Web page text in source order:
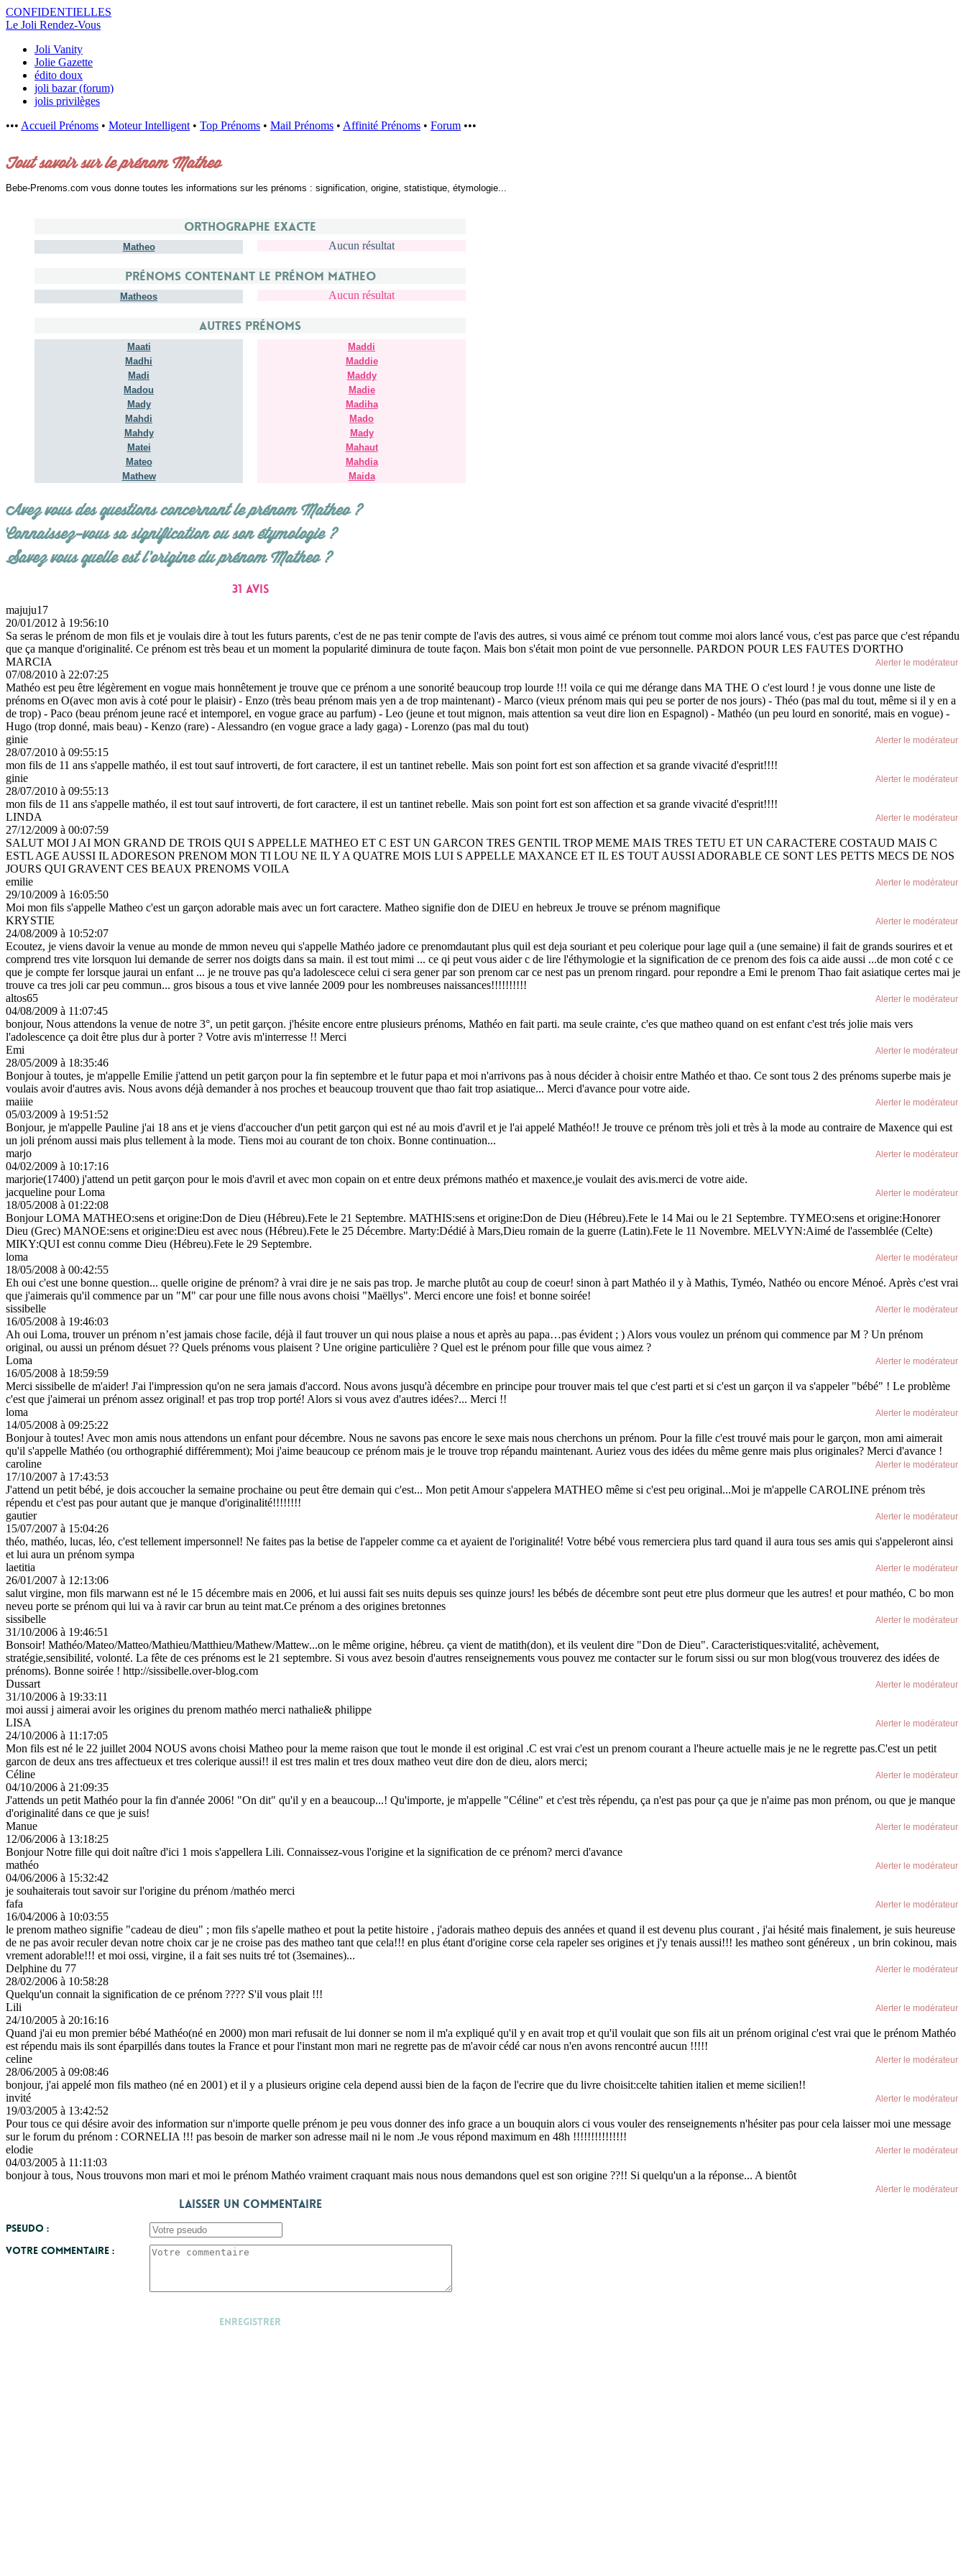
CONFIDENTIELLES
Le Joli Rendez-Vous
Joli Vanity
Jolie Gazette
édito doux
joli bazar (forum)
jolis privilèges
••• Accueil Prénoms • Moteur Intelligent • Top Prénoms • Mail Prénoms • Affinité Prénoms • Forum •••
Tout savoir sur le prénom Matheo
Bebe-Prenoms.com vous donne toutes les informations sur les prénoms : signification, origine, statistique, étymologie...
Orthographe exacte
Matheo Aucun résultat
Prénoms contenant le prénom Matheo
Matheos Aucun résultat
Autres prénoms
Maati
Madhi
Madi
Madou
Mady
Mahdi
Mahdy
Matei
Mateo
Mathew
Maddi
Maddie
Maddy
Madie
Madiha
Mado
Mady
Mahaut
Mahdia
Maida
Avez vous des questions concernant le prénom Matheo ?
Connaissez-vous sa signification ou son étymologie ?
Savez vous quelle est l'origine du prénom Matheo ?
31 avis
majuju17
20/01/2012 à 19:56:10
Sa seras le prénom de mon fils et je voulais dire à tout les futurs parents, c'est de ne pas tenir compte de l'avis des autres, si vous aimé ce prénom tout comme moi alors lancé vous, c'est pas parce que c'est répandu
que ça manque d'originalité. Ce prénom est très beau et un moment la popularité diminura de toute façon. Mais bon s'était mon point de vue personnelle. PARDON POUR LES FAUTES D'ORTHO
Alerter le modérateur
MARCIA
07/08/2010 à 22:07:25
Mathéo est peu être légèrement en vogue mais honnêtement je trouve que ce prénom a une sonorité beaucoup trop lourde !!! voila ce qui me dérange dans MA THE O c'est lourd ! je vous donne une liste de
prénoms en O(avec mon avis à coté pour le plaisir) - Enzo (très beau prénom mais yen a de trop maintenant) - Marco (vieux prénom mais qui peu se porter de nos jours) - Théo (pas mal du tout, même si il y en a
de trop) - Paco (beau prénom jeune racé et intemporel, en vogue grace au parfum) - Leo (jeune et tout mignon, mais attention sa veut dire lion en Espagnol) - Mathéo (un peu lourd en sonorité, mais en vogue) -
Hugo (trop donné, mais beau) - Kenzo (rare) - Alessandro (en vogue grace a lady gaga) - Lorenzo (pas mal du tout)
Alerter le modérateur
ginie
28/07/2010 à 09:55:15
mon fils de 11 ans s'appelle mathéo, il est tout sauf introverti, de fort caractere, il est un tantinet rebelle. Mais son point fort est son affection et sa grande vivacité d'esprit!!!!
Alerter le modérateur
ginie
28/07/2010 à 09:55:13
mon fils de 11 ans s'appelle mathéo, il est tout sauf introverti, de fort caractere, il est un tantinet rebelle. Mais son point fort est son affection et sa grande vivacité d'esprit!!!!
Alerter le modérateur
LINDA
27/12/2009 à 00:07:59
SALUT MOI J AI MON GRAND DE TROIS QUI S APPELLE MATHEO ET C EST UN GARCON TRES GENTIL TROP MEME MAIS TRES TETU ET UN CARACTERE COSTAUD MAIS C
ESTL AGE AUSSI IL ADORESON PRENOM MON TI LOU NE IL Y A QUATRE MOIS LUI S APPELLE MAXANCE ET IL ES TOUT AUSSI ADORABLE CE SONT LES PETTS MECS DE NOS
JOURS QUI GRAVENT CES BEAUX PRENOMS VOILA
Alerter le modérateur
emilie
29/10/2009 à 16:05:50
Moi mon fils s'appelle Matheo c'est un garçon adorable mais avec un fort caractere. Matheo signifie don de DIEU en hebreux Je trouve se prénom magnifique
Alerter le modérateur
KRYSTIE
24/08/2009 à 10:52:07
Ecoutez, je viens davoir la venue au monde de mmon neveu qui s'appelle Mathéo jadore ce prenomdautant plus quil est deja souriant et peu colerique pour lage quil a (une semaine) il fait de grands sourires et et
comprend tres vite lorsquon lui demande de serrer nos doigts dans sa main. il est tout mimi ... ce qi peut vous aider c de lire l'éthymologie et la signification de ce prenom des fois ca aide aussi ...de mon coté c ce
que je compte fer lorsque jaurai un enfant ... je ne trouve pas qu'a ladolescece celui ci sera gener par son prenom car ce nest pas un prenom ringard. pour repondre a Emi le prenom Thao fait asiatique certes mai je
trouve ca tres joli car peu commun... gros bisous a tous et vive lannée 2009 pour les nombreuses naissances!!!!!!!!!!
Alerter le modérateur
altos65
04/08/2009 à 11:07:45
bonjour, Nous attendons la venue de notre 3°, un petit garçon. j'hésite encore entre plusieurs prénoms, Mathéo en fait parti. ma seule crainte, c'es que matheo quand on est enfant c'est trés jolie mais vers
l'adolescence ça doit être plus dur à porter ? Votre avis m'interresse !! Merci
Alerter le modérateur
Emi
28/05/2009 à 18:35:46
Bonjour à toutes, je m'appelle Emilie j'attend un petit garçon pour la fin septembre et le futur papa et moi n'arrivons pas à nous décider à choisir entre Mathéo et thao. Ce sont tous 2 des prénoms superbe mais je
voulais avoir d'autres avis. Nous avons déjà demander à nos proches et beaucoup trouvent que thao fait trop asiatique... Merci d'avance pour votre aide.
Alerter le modérateur
maiiie
05/03/2009 à 19:51:52
Bonjour, je m'appelle Pauline j'ai 18 ans et je viens d'accoucher d'un petit garçon qui est né au mois d'avril et je l'ai appelé Mathéo!! Je trouve ce prénom très joli et très à la mode au contraire de Maxence qui est
un joli prénom aussi mais plus tellement à la mode. Tiens moi au courant de ton choix. Bonne continuation...
Alerter le modérateur
marjo
04/02/2009 à 10:17:16
marjorie(17400) j'attend un petit garçon pour le mois d'avril et avec mon copain on et entre deux prémons mathéo et maxence,je voulait des avis.merci de votre aide.
Alerter le modérateur
jacqueline pour Loma
18/05/2008 à 01:22:08
Bonjour LOMA MATHEO:sens et origine:Don de Dieu (Hébreu).Fete le 21 Septembre. MATHIS:sens et origine:Don de Dieu (Hébreu).Fete le 14 Mai ou le 21 Septembre. TYMEO:sens et origine:Honorer
Dieu (Grec) MANOE:sens et origine:Dieu est avec nous (Hébreu).Fete le 25 Décembre. Marty:Dédié à Mars,Dieu romain de la guerre (Latin).Fete le 11 Novembre. MELVYN:Aimé de l'assemblée (Celte)
MIKY:QUI est connu comme Dieu (Hébreu).Fete le 29 Septembre.
Alerter le modérateur
loma
18/05/2008 à 00:42:55
Eh oui c'est une bonne question... quelle origine de prénom? à vrai dire je ne sais pas trop. Je marche plutôt au coup de coeur! sinon à part Mathéo il y à Mathis, Tyméo, Nathéo ou encore Ménoé. Après c'est vrai
que j'aimerais qu'il commence par un "M" car pour une fille nous avons choisi "Maëllys". Merci encore une fois! et bonne soirée!
Alerter le modérateur
sissibelle
16/05/2008 à 19:46:03
Ah oui Loma, trouver un prénom n’est jamais chose facile, déjà il faut trouver un qui nous plaise a nous et après au papa…pas évident ; ) Alors vous voulez un prénom qui commence par M ? Un prénom
original, ou aussi un prénom désuet ?? Quels prénoms vous plaisent ? Une origine particulière ? Quel est le prénom pour fille que vous aimez ?
Alerter le modérateur
Loma
16/05/2008 à 18:59:59
Merci sissibelle de m'aider! J'ai l'impression qu'on ne sera jamais d'accord. Nous avons jusqu'à décembre en principe pour trouver mais tel que c'est parti et si c'est un garçon il va s'appeler "bébé" ! Le problème
c'est que j'aimerai un prénom assez original! et pas trop trop porté! Alors si vous avez d'autres idées?... Merci !!
Alerter le modérateur
loma
14/05/2008 à 09:25:22
Bonjour à toutes! Avec mon amis nous attendons un enfant pour décembre. Nous ne savons pas encore le sexe mais nous cherchons un prénom. Pour la fille c'est trouvé mais pour le garçon, mon ami aimerait
qu'il s'appelle Mathéo (ou orthographié différemment); Moi j'aime beaucoup ce prénom mais je le trouve trop répandu maintenant. Auriez vous des idées du même genre mais plus originales? Merci d'avance !
Alerter le modérateur
caroline
17/10/2007 à 17:43:53
J'attend un petit bébé, je dois accoucher la semaine prochaine ou peut être demain qui c'est... Mon petit Amour s'appelera MATHEO même si c'est peu original...Moi je m'appelle CAROLINE prénom très
répendu et c'est pas pour autant que je manque d'originalité!!!!!!!!
Alerter le modérateur
gautier
15/07/2007 à 15:04:26
théo, mathéo, lucas, léo, c'est tellement impersonnel! Ne faites pas la betise de l'appeler comme ca et ayaient de l'originalité! Votre bébé vous remerciera plus tard quand il aura tous ses amis qui s'appeleront ainsi
et lui aura un prénom sympa
Alerter le modérateur
laetitia
26/01/2007 à 12:13:06
salut virgine, mon fils marwann est né le 15 décembre mais en 2006, et lui aussi fait ses nuits depuis ses quinze jours! les bébés de décembre sont peut etre plus dormeur que les autres! et pour mathéo, C bo mon
neveu porte se prénom qui lui va à ravir car brun au teint mat.Ce prénom a des origines bretonnes
Alerter le modérateur
sissibelle
31/10/2006 à 19:46:51
Bonsoir! Mathéo/Mateo/Matteo/Mathieu/Matthieu/Mathew/Mattew...on le même origine, hébreu. ça vient de matith(don), et ils veulent dire "Don de Dieu". Caracteristiques:vitalité, achèvement,
stratégie,sensibilité, volonté. La fête de ces prénoms est le 21 septembre. Si vous avez besoin d'autres renseignements vous pouvez me contacter sur le forum sissi ou sur mon blog(vous trouverez des idées de
prénoms). Bonne soirée ! http://sissibelle.over-blog.com
Alerter le modérateur
Dussart
31/10/2006 à 19:33:11
moi aussi j aimerai avoir les origines du prenom mathéo merci nathalie& philippe
Alerter le modérateur
LISA
24/10/2006 à 11:17:05
Mon fils est né le 22 juillet 2004 NOUS avons choisi Matheo pour la meme raison que tout le monde il est original .C est vrai c'est un prenom courant a l'heure actuelle mais je ne le regrette pas.C'est un petit
garcon de deux ans tres affectueux et tres colerique aussi!! il est tres malin et tres doux matheo veut dire don de dieu, alors merci;
Alerter le modérateur
Céline
04/10/2006 à 21:09:35
J'attends un petit Mathéo pour la fin d'année 2006! "On dit" qu'il y en a beaucoup...! Qu'importe, je m'appelle "Céline" et c'est très répendu, ça n'est pas pour ça que je n'aime pas mon prénom, ou que je manque
d'originalité dans ce que je suis!
Alerter le modérateur
Manue
12/06/2006 à 13:18:25
Bonjour Notre fille qui doit naître d'ici 1 mois s'appellera Lili. Connaissez-vous l'origine et la signification de ce prénom? merci d'avance
Alerter le modérateur
mathéo
04/06/2006 à 15:32:42
je souhaiterais tout savoir sur l'origine du prénom /mathéo merci
Alerter le modérateur
fafa
16/04/2006 à 10:03:55
le prenom matheo signifie "cadeau de dieu" ; mon fils s'apelle matheo et pout la petite histoire , j'adorais matheo depuis des années et quand il est devenu plus courant , j'ai hésité mais finalement, je suis heureuse
de ne pas avoir reculer devan notre choix car je ne croise pas des matheo tant que cela!!! en plus étant d'origine corse cela rapeler ses origines et j'y tenais aussi!!! les matheo sont généreux , un brin cokinou, mais
vrement adorable!!! et moi ossi, virgine, il a fait ses nuits tré tot (3semaines)...
Alerter le modérateur
Delphine du 77
28/02/2006 à 10:58:28
Quelqu'un connait la signification de ce prénom ???? S'il vous plait !!!
Alerter le modérateur
Lili
24/10/2005 à 20:16:16
Quand j'ai eu mon premier bébé Mathéo(né en 2000) mon mari refusait de lui donner se nom il m'a expliqué qu'il y en avait trop et qu'il voulait que son fils ait un prénom original c'est vrai que le prénom Mathéo
est répendu mais ils sont éparpillés dans toutes la France et pour l'instant mon mari ne regrette pas de m'avoir cédé car nous n'en avons rencontré aucun !!!!!
Alerter le modérateur
celine
28/06/2005 à 09:08:46
bonjour, j'ai appelé mon fils matheo (né en 2001) et il y a plusieurs origine cela depend aussi bien de la façon de l'ecrire que du livre choisit:celte tahitien italien et meme sicilien!!
Alerter le modérateur
invité
19/03/2005 à 13:42:52
Pour tous ce qui désire avoir des information sur n'importe quelle prénom je peu vous donner des info grace a un bouquin alors ci vous vouler des renseignements n'hésiter pas pour cela laisser moi une message
sur le forum du prénom : CORNELIA !!! pas besoin de marker son adresse mail ni le nom .Je vous répond maximum en 48h !!!!!!!!!!!!!!!
Alerter le modérateur
elodie
04/03/2005 à 11:11:03
bonjour à tous, Nous trouvons mon mari et moi le prénom Mathéo vraiment craquant mais nous nous demandons quel est son origine ??!! Si quelqu'un a la réponse... A bientôt
Alerter le modérateur
Laisser un commentaire
Pseudo :
Votre commentaire :
Enregistrer